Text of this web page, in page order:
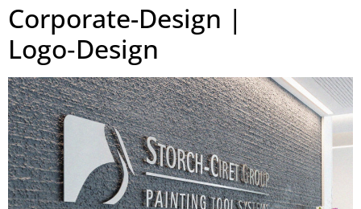
Corporate-Design |
Logo‑Design